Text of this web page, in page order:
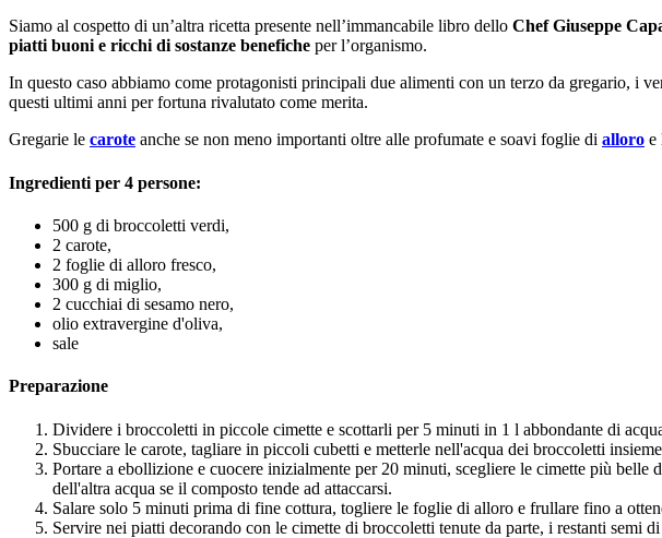
Siamo al cospetto di un’altra ricetta presente nell’immancabile libro dello Chef Giuseppe
piatti buoni e ricchi di sostanze benefiche per l’organismo.
In questo caso abbiamo come protagonisti principali due alimenti con un terzo da gregario, i
questi ultimi anni per fortuna rivalutato come merita.
Gregarie le carote anche se non meno importanti oltre alle profumate e soavi foglie di alloro e
Ingredienti per 4 persone:
500 g di broccoletti verdi,
2 carote,
2 foglie di alloro fresco,
300 g di miglio,
2 cucchiai di sesamo nero,
olio extravergine d'oliva,
sale
Preparazione
Dividere i broccoletti in piccole cimette e scottarli per 5 minuti in 1 l abbondante di
Sbucciare le carote, tagliare in piccoli cubetti e metterle nell'acqua dei broccoletti
Portare a ebollizione e cuocere inizialmente per 20 minuti, scegliere le cimette più
dell'altra acqua se il composto tende ad attaccarsi.
Salare solo 5 minuti prima di fine cottura, togliere le foglie di alloro e frullare fino a
Servire nei piatti decorando con le cimette di broccoletti tenute da parte, i restanti semi